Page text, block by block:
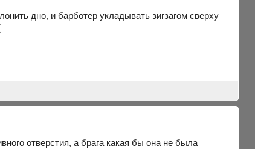
дно, и барботер укладывать зигзагом сверху
отверстия, а брага какая бы она не была